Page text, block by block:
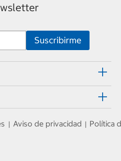
| Aviso de privacidad | Política